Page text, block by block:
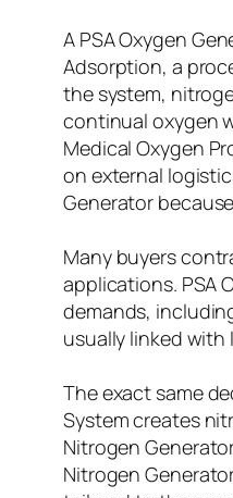
A PSA Oxygen
Adsorption, a
the system,
continual oxygen
Medical Oxygen
on external
Generator
Many buyers
applications. PSA
demands,
usually linked with
The exact same
System creates
Nitrogen
Nitrogen